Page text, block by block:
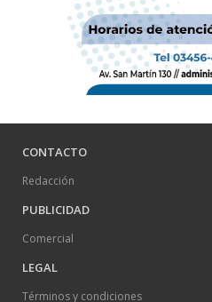
CONTACTO
Redacción
PUBLICIDAD
Comercial
LEGAL
Términos y condiciones